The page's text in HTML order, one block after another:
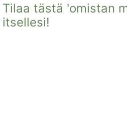
Tilaa tästä 'omistan
itsellesi!